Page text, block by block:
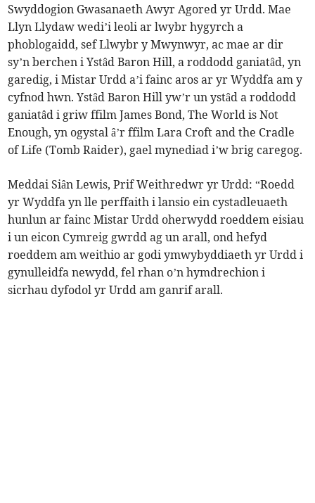
Swyddogion Gwasanaeth Awyr Agored yr Urdd. Mae
Llyn Llydaw wedi’i leoli ar lwybr hygyrch a
phoblogaidd, sef Llwybr y Mwynwyr, ac mae ar dir
sy’n berchen i Ystâd Baron Hill, a roddodd ganiatâd, yn
garedig, i Mistar Urdd a’i fainc aros ar yr Wyddfa am y
cyfnod hwn. Ystâd Baron Hill yw’r un ystâd a roddodd
ganiatâd i griw ffilm James Bond, The World is Not
Enough, yn ogystal â’r ffilm Lara Croft and the Cradle
of Life (Tomb Raider), gael mynediad i’w brig caregog.
Meddai Siân Lewis, Prif Weithredwr yr Urdd: “Roedd
yr Wyddfa yn lle perffaith i lansio ein cystadleuaeth
hunlun ar fainc Mistar Urdd oherwydd roeddem eisiau
i un eicon Cymreig gwrdd ag un arall, ond hefyd
roeddem am weithio ar godi ymwybyddiaeth yr Urdd i
gynulleidfa newydd, fel rhan o’n hymdrechion i
sicrhau dyfodol yr Urdd am ganrif arall.